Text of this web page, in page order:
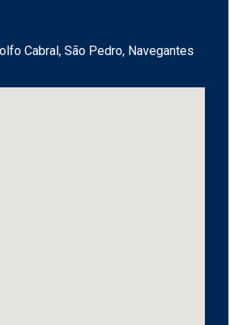
Cabral, São Pedro, Navegantes